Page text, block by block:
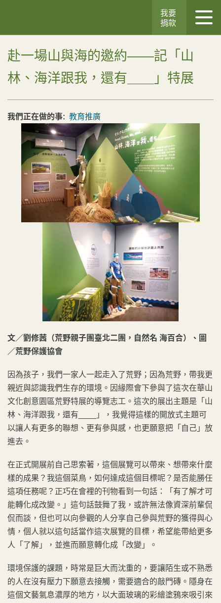
我要
捐款
赴一場山與海的邀約——記「山
林、海洋跟我，還有＿＿」特展
我們正在做的事: 教育推廣
文／劉修茜（荒野親子團臺北二團，自然名 海百合）、圖
／荒野保護協會
因為孩子，我們一家人一起走入了荒野；因為荒野，帶我更
親近與認識我們生存的環境。因緣際會下參與了這次在華山
文化創意園區荒野特展的導覽志工。這次的展出主題是「山
林、海洋跟我，還有____」，我覺得這樣的開放式主題可
以讓人有更多的聯想、更有參與感，也更願意把「自己」放
進去。
在正式開展前自己思索著，這個展覽可以帶來、想帶來什麼
樣的成果？我這個菜鳥，如何達成這個目標呢？是否能勝任
這項任務呢？正巧在會裡的刊物看到一句話：「有了解才可
能轉化成改變。」這句話鼓舞了我，或許無法像資深前輩侃
侃而談，但也可以向參觀的人分享自己參與荒野的獲得與心
情，個人就以這句話當作這次展覽的目標，希望能帶給更多
人「了解」，並進而願意轉化成「改變」。
環境保護的課題，時常是巨大而沈重的，要讓陌生或不熟悉
的人在沒有壓力下願意去接觸，需要適合的敲門磚。隱身在
這個文藝氣息濃厚的地方，以大面玻璃的彩繪塗鴉來吸引來